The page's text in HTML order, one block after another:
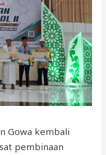
Gowa kembali
pembinaan